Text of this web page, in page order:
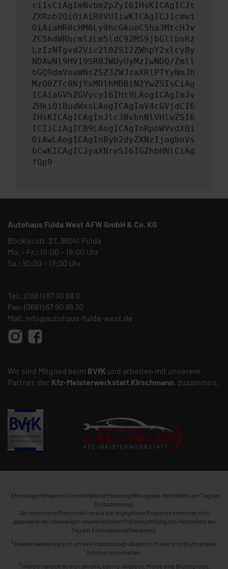
ciIsCiAgImNvbmZpZyI6IHsKICAgICJt
ZXRob2QiOiAiR0VUIiwKICAgICJ1cmwi
OiAiaHR0cHM6Ly9hcGkueC5ha3MtcHJv
ZC5hdWRhcmlzLm5ldC92MS9jbGllbnRz
LzIzNTgvd2Vic2l0ZS12ZWhpY2xlcy8y
NDAwNl9HV19SR0JWUyUyMzIwNDQ/Zmll
bGQ9dmVoaWNsZSZ3ZWJzaXRlPTYyNmJh
MzQ0ZTc0NjYxMDlhMDBiN2YwZSIsCiAg
ICAiaGVhZGVycyI6IHt9LAogICAgImJv
ZHkiOiBudWxsLAogICAgImV4cGVjdCI6
IHsKICAgICAgInJlc3BvbnNlVHlwZSI6
ICIiCiAgICB9LAogICAgInRpbWVvdXQi
OiAwLAogICAgInByb2dyZXNzIjogbnVs
bCwKICAgICJyaXNreSI6IGZhbHNlCiAg
fQp9
Autohaus Fulda West AFW GmbH & Co. KG
Böcklerstr. 27, 36041 Fulda
Mo. – Fr.: 10:00 – 18:00 Uhr
Sa.: 10:00 – 13:00 Uhr
Tel.: (0661) 67 90 88 0
Fax: (0661) 67 90 88 30
Mail: info@autohaus-fulda-west.de
Wir sind Mitglied beim BVfK und arbeiten mit unserem
Partner, der Kfz-Meisterwerkstatt Kirschmann, zusammen.
1 Ehemaliger Neupreis (Unverbindliche Preisempfehlung des Herstellers am Tag der
Erstzulassung).
Der errechnete Preisvorteil sowie die angegebene Ersparnis errechnet sich
gegenüber der ehemaligen unverbindlichen Preisempfehlung des Herstellers am
Tag der Erstzulassung (Neupreis).
2 Hierbei handelt es sich um ein Finanzierungs-Angebot. Preise sind Bruttopreise.
Irrtümer vorbehalten.
3 Hierbei handelt es sich um ein Leasing-Angebot. Preise sind Bruttopreise.